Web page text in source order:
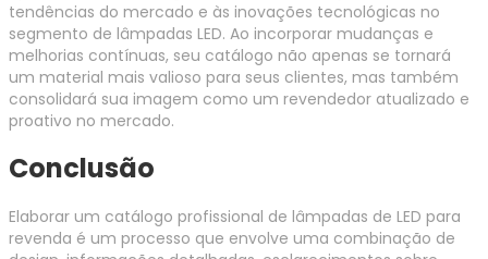
tendências do mercado e às inovações tecnológicas no
segmento de lâmpadas LED. Ao incorporar mudanças e
melhorias contínuas, seu catálogo não apenas se tornará
um material mais valioso para seus clientes, mas também
consolidará sua imagem como um revendedor atualizado e
proativo no mercado.
Conclusão
Elaborar um catálogo profissional de lâmpadas de LED para
revenda é um processo que envolve uma combinação de